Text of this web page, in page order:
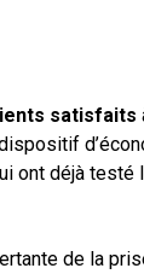
satisfaits
ont déjà testé
de la